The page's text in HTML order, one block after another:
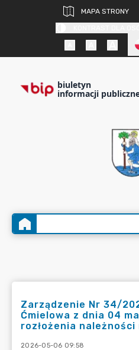
MAPA STRONY
biuletyn
informacji
Zarządzenie Nr 34/
Ćmielowa z dnia 04
rozłożenia
2026-05-06 09:58